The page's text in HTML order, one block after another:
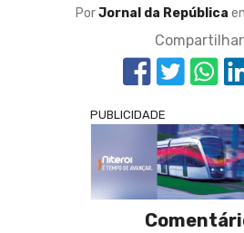
PorJornal da República
Compartilhar
PUBLICIDADE